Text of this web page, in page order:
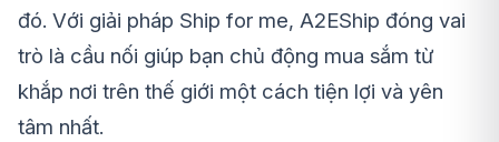
đó. Với giải pháp Ship for me, A2EShip đóng vai
trò là cầu nối giúp bạn chủ động mua sắm từ
khắp nơi trên thế giới một cách tiện lợi và yên
tâm nhất.